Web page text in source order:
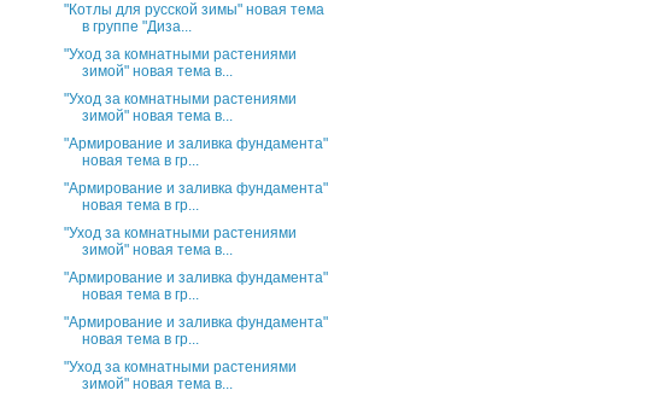
"Котлы для русской зимы" новая тема
в группе "Диза...
"Уход за комнатными растениями
зимой" новая тема в...
"Уход за комнатными растениями
зимой" новая тема в...
"Армирование и заливка фундамента"
новая тема в гр...
"Армирование и заливка фундамента"
новая тема в гр...
"Уход за комнатными растениями
зимой" новая тема в...
"Армирование и заливка фундамента"
новая тема в гр...
"Армирование и заливка фундамента"
новая тема в гр...
"Уход за комнатными растениями
зимой" новая тема в...